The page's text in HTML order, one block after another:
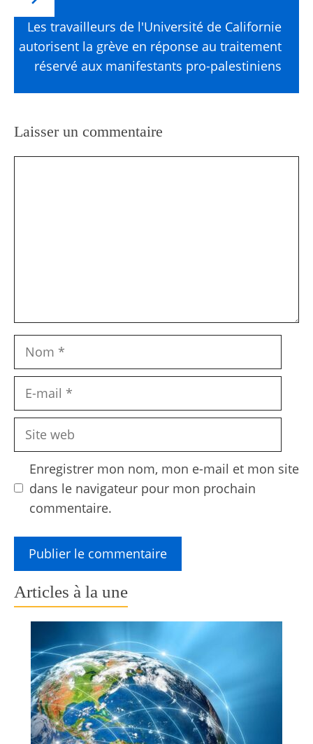
Les travailleurs de l'Université de Californie
autorisent la grève en réponse au traitement
réservé aux manifestants pro-palestiniens
Laisser un commentaire
Nom
Site
Enregistrer mon nom, mon e-mail et mon site
dans le navigateur pour mon prochain
commentaire.
Articles à la une